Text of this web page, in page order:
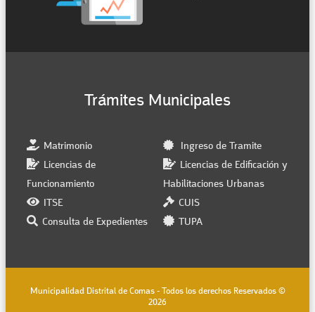
Trámites Municipales
Matrimonio
Licencias de
Funcionamiento
ITSE
Consulta de Expedientes
Ingreso de Tramite
Licencias de Edificación y
Habilitaciones Urbanas
CUIS
TUPA
Municipalidad Distrital de Comas - Todos los derechos Reservados ©
2026